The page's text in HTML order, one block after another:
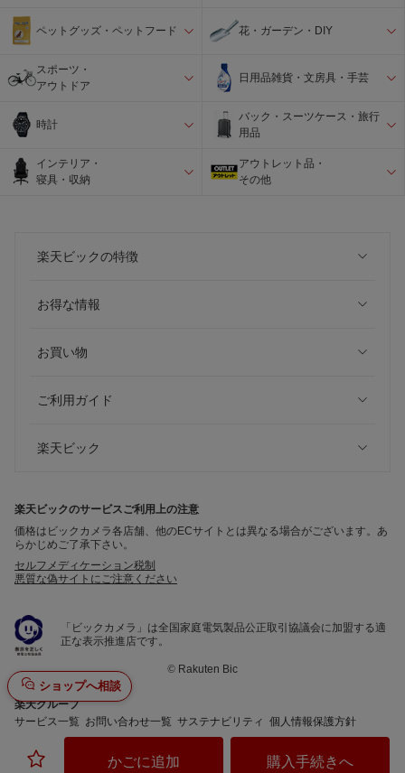
かごに追加 購入手続きへ
ショップへ相談
ペットグッズ・ペットフード 花・ガーデン・DIY
スポーツ・
アウトドア
日用品雑貨・文房具・手芸
時計
バック・スーツケース・旅行
用品
インテリア・
寝具・収納
アウトレット品・
その他
楽天ビックの特徴
お得な情報
お買い物
ご利用ガイド
楽天ビック
楽天ビックのサービスご利用上の注意
価格はビックカメラ各店舗、他のECサイトとは異なる場合がございます。あ
らかじめご了承下さい。
セルフメディケーション税制
悪質な偽サイトにご注意ください
「ビックカメラ」は全国家庭電気製品公正取引協議会に加盟する適
正な表示推進店です。
© Rakuten Bic
楽天グループ
サービス一覧 お問い合わせ一覧 サステナビリティ 個人情報保護方針